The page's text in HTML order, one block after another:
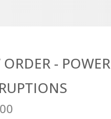
ORDER - POWER